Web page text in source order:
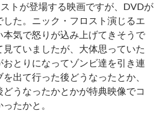
トが登場する映画ですが、DVDが
た。ニック・フロスト演じるエ
気で怒りが込み上げてきそうで
ていましたが、大体思っていた
とりになってゾンビ達を引き連
出て行った後どうなったとか、
うなったかとかが特典映像でコ
たかと。